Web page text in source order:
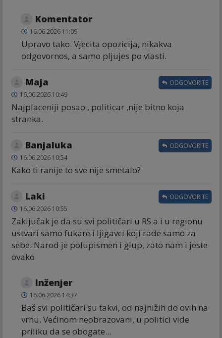
Komentator
16.06.2026 11:09
Upravo tako. Vjecita opozicija, nikakva
odgovornos, a samo pljujes po vlasti.
Maja
16.06.2026 10:49
Najplaceniji posao , politicar ,nije bitno koja
stranka.
ODGOVORITE
Banjaluka
16.06.2026 10:54
Kako ti ranije to sve nije smetalo?
ODGOVORITE
Laki
16.06.2026 10:55
Zaključak je da su svi političari u RS a i u regionu
ustvari samo fukare i ljigavci koji rade samo za
sebe. Narod je polupismen i glup, zato nam i jeste
ovako
ODGOVORITE
Inženjer
16.06.2026 14:37
Baš svi političari su takvi, od najnižih do ovih na
vrhu. Većinom neobrazovani, u politici vide
priliku da se obogate...